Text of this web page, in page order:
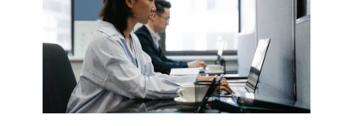
3
ЗАДАЧИ
ЕМУ
МОЖНО
ПОРУЧИТЬ
УЖЕ